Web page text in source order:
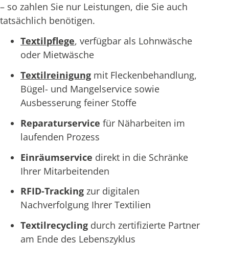
– so zahlen Sie nur Leistungen, die Sie auch
tatsächlich benötigen.
Textilpflege, verfügbar als Lohnwäsche
oder Mietwäsche
Textilreinigung mit Fleckenbehandlung,
Bügel- und Mangelservice sowie
Ausbesserung feiner Stoffe
Reparaturservice für Näharbeiten im
laufenden Prozess
Einräumservice direkt in die Schränke
Ihrer Mitarbeitenden
RFID-Tracking zur digitalen
Nachverfolgung Ihrer Textilien
Textilrecycling durch zertifizierte Partner
am Ende des Lebenszyklus